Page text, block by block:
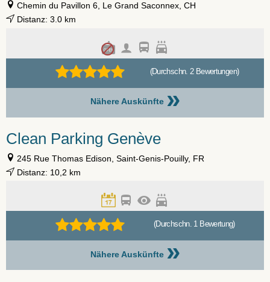
Chemin du Pavillon 6, Le Grand Saconnex, CH
Distanz: 3.0 km
(Durchschn. 2 Bewertungen)
Nähere Auskünfte »
Clean Parking Genève
245 Rue Thomas Edison, Saint-Genis-Pouilly, FR
Distanz: 10,2 km
(Durchschn. 1 Bewertung)
Nähere Auskünfte »